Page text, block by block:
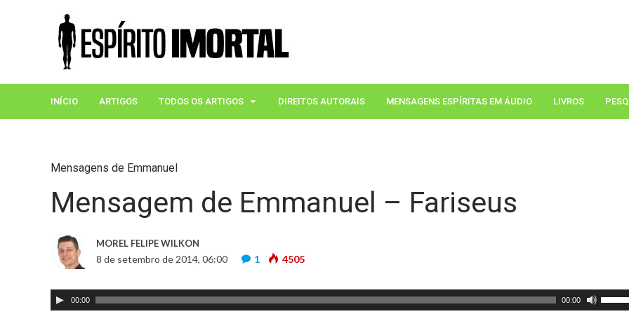
INÍCIO ARTIGOS TODOS OS ARTIGOS DIREITOS AUTORAIS MENSAGENS ESPÍRITAS EM ÁUDIO LIVROS
Mensagens de Emmanuel
Mensagem de Emmanuel – Fariseus
MOREL FELIPE WILKON
8 de setembro de 2014, 06:00 1 4505
T
00:00 00:00
U